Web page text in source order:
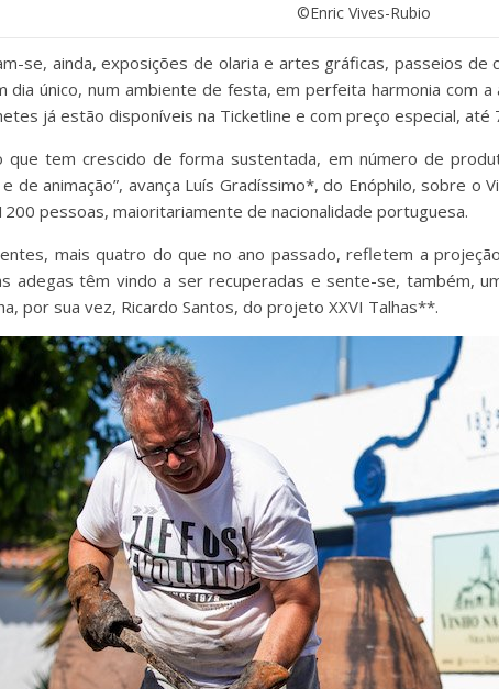
©Enric Vives-Rubio
se, ainda, exposições de olaria e artes gráficas, passeios de
dia único, num ambiente de festa, em perfeita harmonia com
já estão disponíveis na Ticketline e com preço especial, até
que tem crescido de forma sustentada, em número de
de animação”, avança Luís Gradíssimo*, do Enóphilo, sobre o
pessoas, maioritariamente de nacionalidade portuguesa.
mais quatro do que no ano passado, refletem a
adegas têm vindo a ser recuperadas e sente-se, também,
por sua vez, Ricardo Santos, do projeto XXVI Talhas**.